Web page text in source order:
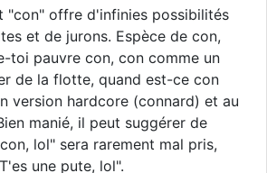
"con" offre d'infinies possibilités
et de jurons. Espèce de con,
toi pauvre con, con comme un
de la flotte, quand est-ce con
version hardcore (connard) et au
manié, il peut suggérer de
lol" sera rarement mal pris,
une pute, lol".